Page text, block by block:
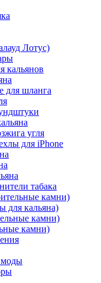
Лотус)
кальянов
для шланга
угля
для iPhone
табака
камни)
для кальяна)
камни)
камни)
моды